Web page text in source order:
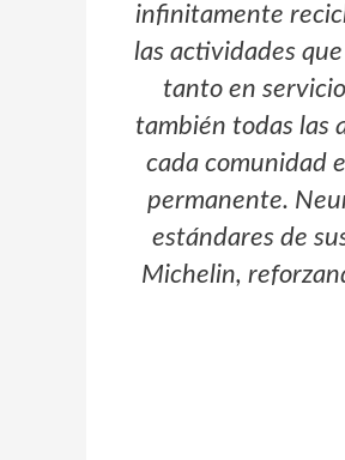
infinitamente
las actividades
tanto en
también todas las
cada comunidad
permanente.
estándares de
Michelin,